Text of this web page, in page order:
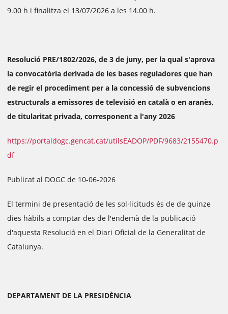
9.00 h i finalitza el 13/07/2026 a les 14.00 h.
Resolució PRE/1802/2026, de 3 de juny, per la qual s'aprova
la convocatòria derivada de les bases reguladores que han
de regir el procediment per a la concessió de subvencions
estructurals a emissores de televisió en català o en aranès,
de titularitat privada, corresponent a l'any 2026
https://portaldogc.gencat.cat/utilsEADOP/PDF/9683/2155470.p
df
Publicat al DOGC de 10-06-2026
El termini de presentació de les sol·licituds és de de quinze
dies hàbils a comptar des de l'endemà de la publicació
d'aquesta Resolució en el Diari Oficial de la Generalitat de
Catalunya.
DEPARTAMENT DE LA PRESIDÈNCIA